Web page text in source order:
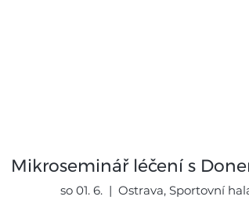
Mikroseminář léčení s
so 01. 6.
  |
Ostrava, Sportovní